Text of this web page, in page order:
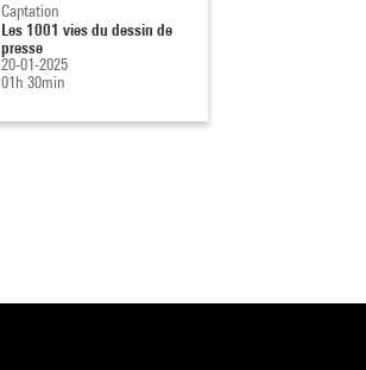
Captation
Les 1001 vies du dessin de
presse
20-01-2025
01h 30min